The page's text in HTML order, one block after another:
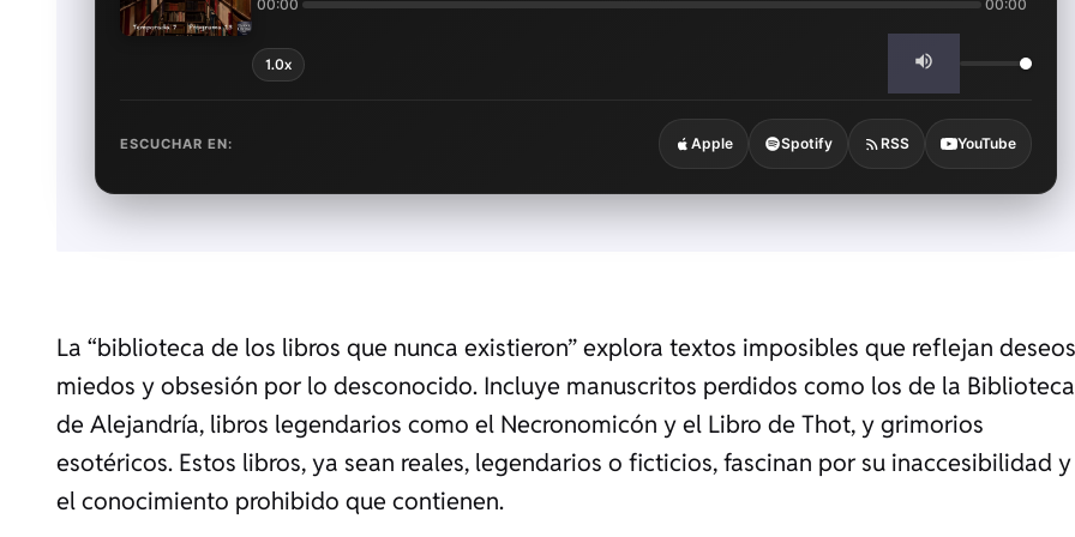
00:00 00:00
1.0x
ESCUCHAR EN: Apple Spotify RSS YouTube
La “biblioteca de los libros que nunca existieron” explora textos imposibles que reflejan
miedos y obsesión por lo desconocido. Incluye manuscritos perdidos como los de la Biblioteca
de Alejandría, libros legendarios como el Necronomicón y el Libro de Thot, y grimorios
esotéricos. Estos libros, ya sean reales, legendarios o ficticios, fascinan por su inaccesibilidad y
el conocimiento prohibido que contienen.